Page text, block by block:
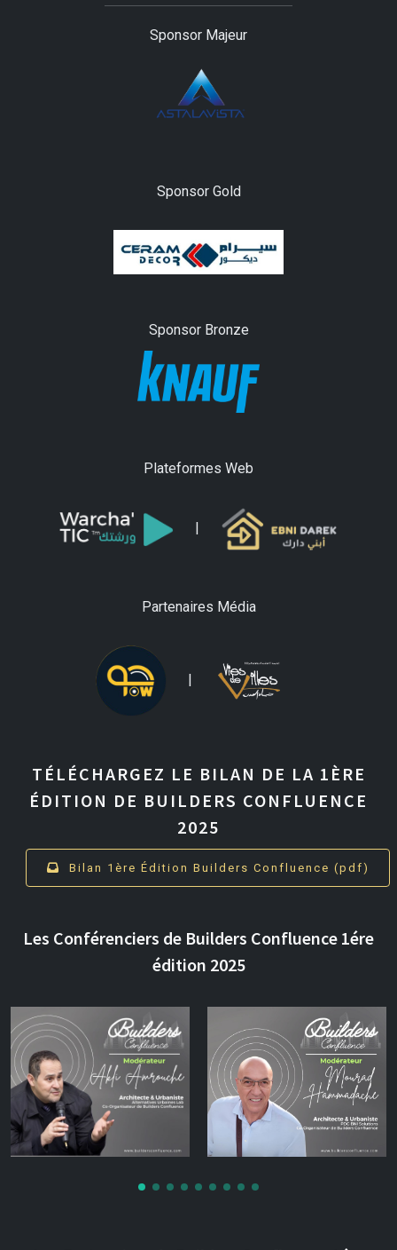
Sponsor Majeur
Sponsor Gold
Sponsor Bronze
Plateformes Web
Partenaires Média
TÉLÉCHARGEZ LE BILAN DE LA 1ÈRE
ÉDITION DE BUILDERS CONFLUENCE
2025
Bilan 1ère Édition Builders Confluence (pdf)
Les Conférenciers de Builders Confluence 1ére
édition 2025